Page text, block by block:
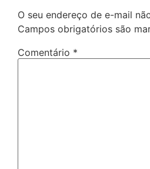
O seu endereço de e-mail
Campos obrigatórios são
Comentário *